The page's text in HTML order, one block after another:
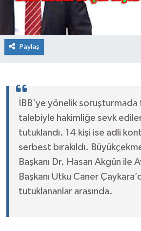
Paylaş
İBB'ye yönelik soruşturmada
talebiyle hakimliğe sevk
tutuklandı. 14 kişi ise adli
serbest bırakıldı.
Başkanı Dr. Hasan Akgün ile
Başkanı Utku Caner
tutuklananlar arasında.